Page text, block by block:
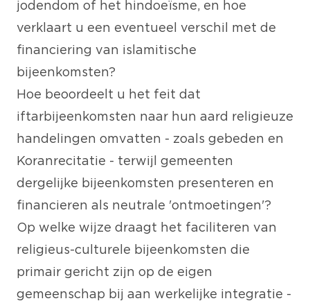
jodendom of het hindoeïsme, en hoe
verklaart u een eventueel verschil met de
financiering van islamitische
bijeenkomsten?
Hoe beoordeelt u het feit dat
iftarbijeenkomsten naar hun aard religieuze
handelingen omvatten - zoals gebeden en
Koranrecitatie - terwijl gemeenten
dergelijke bijeenkomsten presenteren en
financieren als neutrale 'ontmoetingen'?
Op welke wijze draagt het faciliteren van
religieus-culturele bijeenkomsten die
primair gericht zijn op de eigen
gemeenschap bij aan werkelijke integratie -